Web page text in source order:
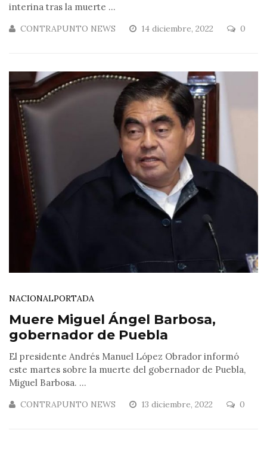
interina tras la muerte ...
CONTRAPUNTO NEWS 14 diciembre, 2022 0
NACIONALPORTADA
Muere Miguel Ángel Barbosa,
gobernador de Puebla
El presidente Andrés Manuel López Obrador informó
este martes sobre la muerte del gobernador de Puebla,
Miguel Barbosa. ...
CONTRAPUNTO NEWS 13 diciembre, 2022 0